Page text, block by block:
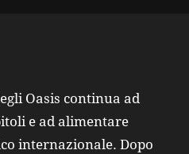
Oasis continua ad
e ad alimentare
internazionale. Dopo